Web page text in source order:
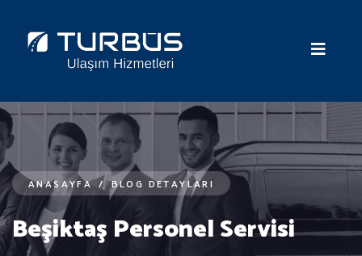
ANASAYFA / BLOG DETAYLARI
Beşiktaş Personel Servisi